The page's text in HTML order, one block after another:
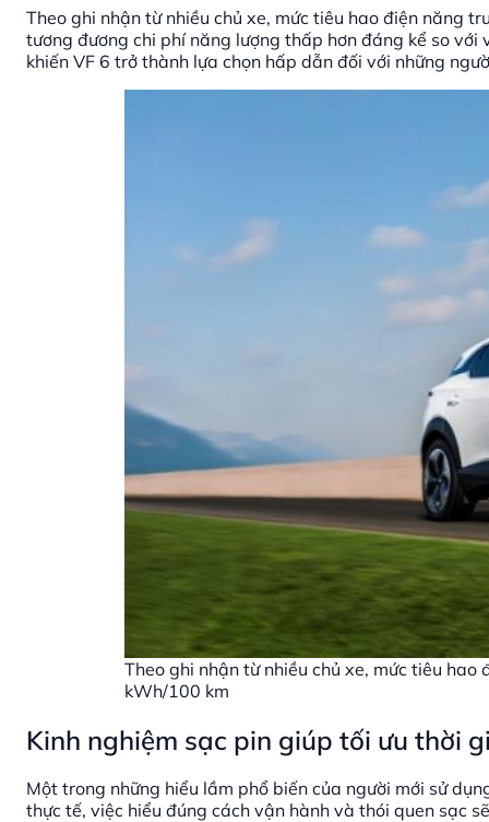
Theo ghi nhận từ nhiều chủ xe, mức tiêu hao điện năng
tương đương chi phí năng lượng thấp hơn đáng kể so
khiến VF 6 trở thành lựa chọn hấp dẫn đối với những
Theo ghi nhận từ nhiều chủ xe, mức tiêu
kWh/100 km
Kinh nghiệm sạc pin giúp tối ưu thời
Một trong những hiểu lầm phổ biến của người mới sử
thực tế, việc hiểu đúng cách vận hành và thói quen sạc